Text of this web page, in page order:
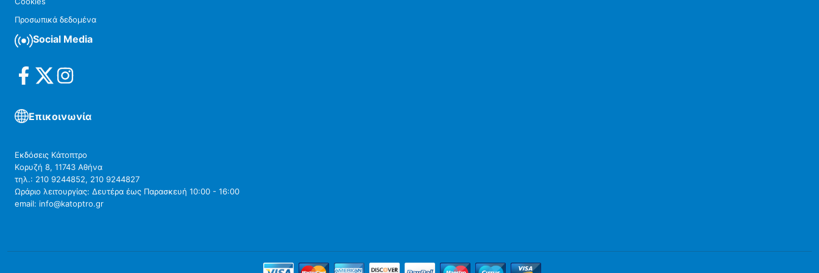
Προσωπικά δεδομένα
Social Media
Επικοινωνία
Εκδόσεις Κάτοπτρο
Κορυζή 8, 11743 Αθήνα
τηλ.: 210 9244852, 210 9244827
Ωράριο λειτουργίας: Δευτέρα έως Παρασκευή 10:00 - 16:00
email: info@katoptro.gr